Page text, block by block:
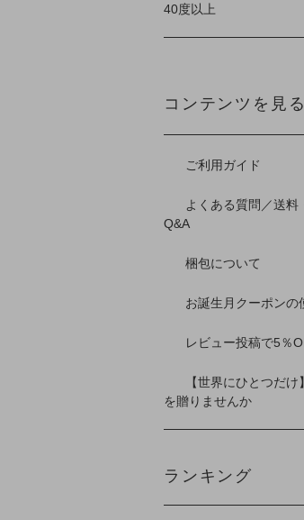
40度以上
コンテンツを見る
ご利用ガイド
よくある質問／送料
Q&A
梱包について
お誕生月クーポンの
レビュー投稿で5％
【世界にひとつだ
を贈りませんか
ランキング